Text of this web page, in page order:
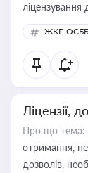
ліцензування
ЖКГ, ОСББ
Ліцензії,
Про що тема:
отримання,
дозволів,